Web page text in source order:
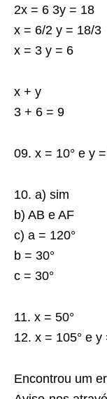
2x = 6 3y = 18
x = 6/2 y = 18/3
x = 3 y = 6
x + y
3 + 6 = 9
09. x = 10° e y
10. a) sim
b) AB e AF
c) a = 120°
b = 30°
c = 30°
11. x = 50°
12. x = 105° e y
Encontrou um